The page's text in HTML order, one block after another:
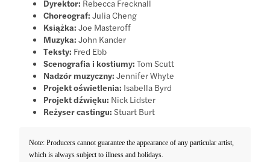
Dyrektor: Rebecca Frecknall
Choreograf: Julia Cheng
Książka: Joe Masteroff
Muzyka: John Kander
Teksty: Fred Ebb
Scenografia i kostiumy: Tom Scutt
Nadzór muzyczny: Jennifer Whyte
Projekt oświetlenia: Isabella Byrd
Projekt dźwięku: Nick Lidster
Reżyser castingu: Stuart Burt
Note: Producers cannot guarantee the appearance of any particular artist,
which is always subject to illness and holidays.